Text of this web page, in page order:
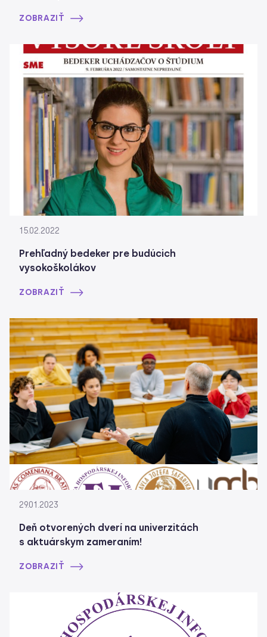
ZOBRAZIŤ
15.02.2022
Prehľadný bedeker pre budúcich
vysokoškolákov
ZOBRAZIŤ
29.01.2023
Deň otvorených dverí na univerzitách
s aktuárskym zameraním!
ZOBRAZIŤ